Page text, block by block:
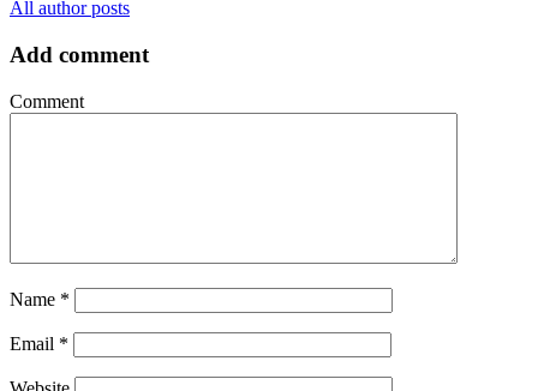
All author posts
Add comment
Comment
Name *
Email *